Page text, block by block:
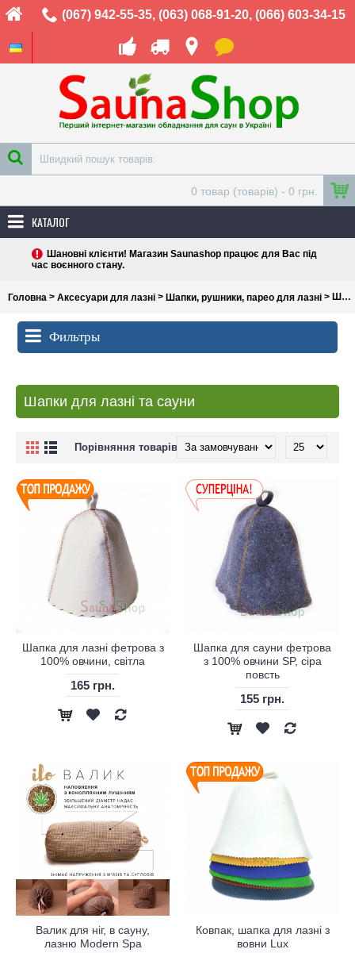
(067) 942-55-35, (063) 068-91-20, (066) 603-34-15
0 товар (товарів) - 0 грн.
КАТАЛОГ
Шановні клієнти! Магазин Saunashop працює для Вас під
час воєнного стану.
Головна > Аксесуари для лазні > Шапки, рушники, парео для лазні > Шапки для лазні та сауни
Фильтры
Шапки для лазні та сауни
Порівняння товарів (0)
Шапка для лазні фетрова з
100% овчини, світла
165 грн.
Шапка для сауни фетрова
з 100% овчини SP, сіра
повсть
155 грн.
Валик для ніг, в сауну,
лазню Modern Spa
Ковпак, шапка для лазні з
вовни Lux